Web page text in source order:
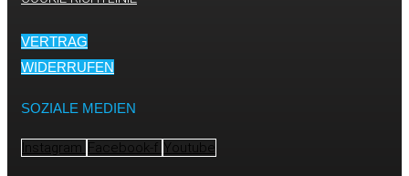
VERTRAG
WIDERRUFEN
SOZIALE MEDIEN
Instagram Facebook-f Youtube